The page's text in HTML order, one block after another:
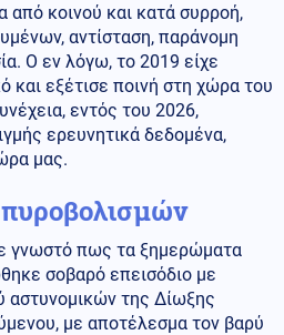
από κοινού και κατά συρροή,
αντίσταση, παράνομη
Ο εν λόγω, το 2019 είχε
και εξέτισε ποινή στη χώρα του
εντός του 2026,
ερευνητικά δεδομένα,
μας.
γνωστό πως τα ξημερώματα
σοβαρό επεισόδιο με
αστυνομικών της Δίωξης
με αποτέλεσμα τον βαρύ